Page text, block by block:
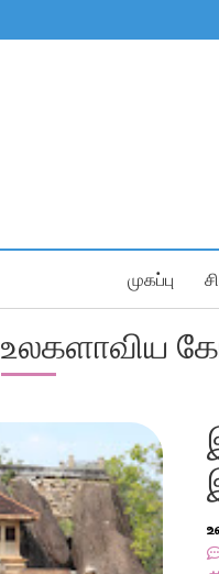
முகப்பு
உலகளாவிய